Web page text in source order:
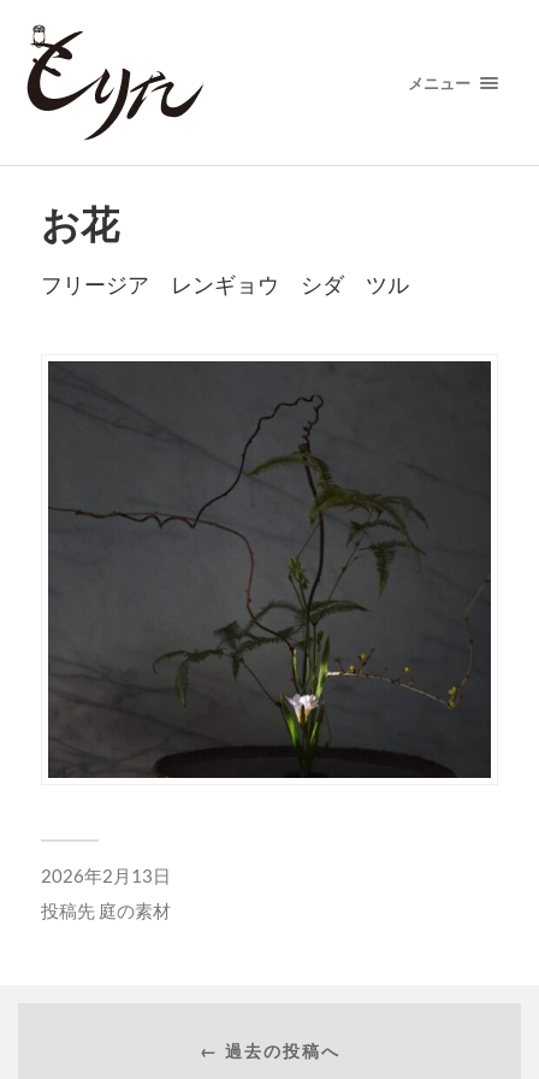
メニュー
お花
フリージア レンギョウ シダ ツル
2026年2月13日
投稿先 庭の素材
← 過去の投稿へ